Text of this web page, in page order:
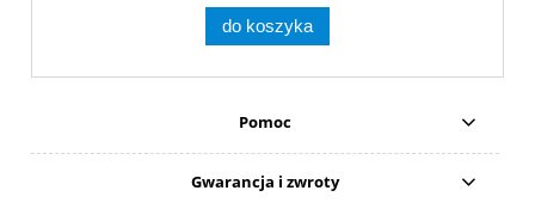
do koszyka
Pomoc
Gwarancja i zwroty